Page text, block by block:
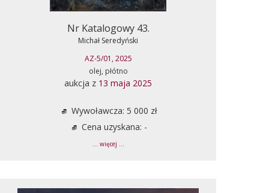
Nr Katalogowy 43.
Michał Seredyński
AZ-5/01, 2025
olej, płótno
aukcja z 13 maja 2025
Wywoławcza: 5 000 zł
Cena uzyskana: -
... więcej ...